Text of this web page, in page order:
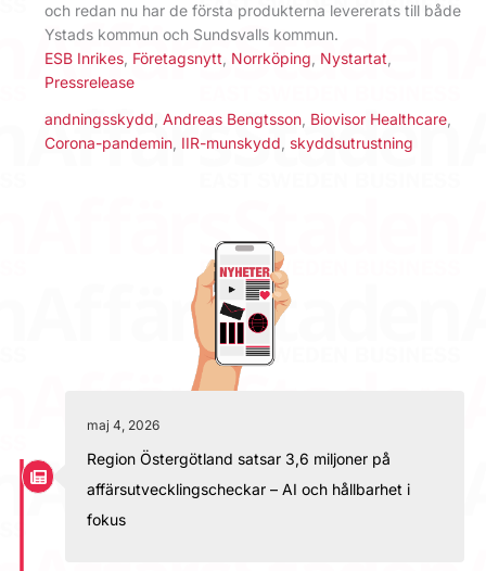
och redan nu har de första produkterna levererats till både
Ystads kommun och Sundsvalls kommun.
ESB Inrikes Företagsnytt Norrköping Nystartat
Pressrelease
andningsskydd Andreas Bengtsson Biovisor Healthcare
Corona-pandemin IIR-munskydd skyddsutrustning
maj 4, 2026
Region Östergötland satsar 3,6 miljoner på
affärsutvecklingscheckar – AI och hållbarhet i
fokus